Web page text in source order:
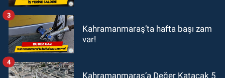
Kahramanmaraş’ta hafta başı zam
var!
3
Kahramanmaraş’a Değer Katacak 5
4